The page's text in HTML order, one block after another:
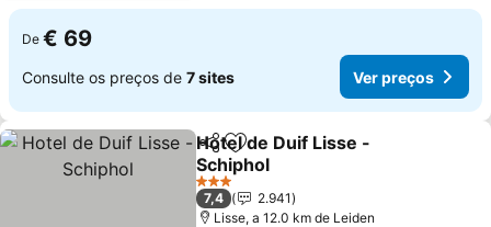
De € 69
Consulte os preços de 7 sites Ver preços
PartilharAdicionar aos favoritos
Hotel de Duif Lisse -
Schiphol
Ver preços
3 Estrelas
7,4
2.941
Lisse, a 12.0 km de Leiden